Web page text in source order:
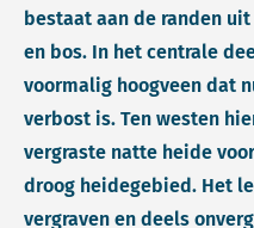
bestaat aan de randen
en bos. In het centrale
voormalig hoogveen dat
verbost is. Ten westen
vergraste natte heide
droog heidegebied. Het
vergraven en deels